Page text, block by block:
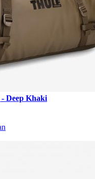
Deep Khaki